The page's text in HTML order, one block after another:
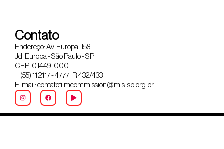
Contato
Endereço: Av. Europa, 158
Jd. Europa - São Paulo - SP
CEP: 01449-000
+ (55) 11 2117 - 4777 R 432/433
E-mail: contatofilmcommission@mis-sp.org.br